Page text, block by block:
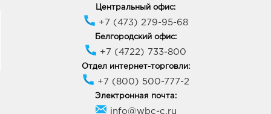
Центральный офис:
+7 (473) 279-95-68
Белгородский офис:
+7 (4722) 733-800
Отдел интернет-торговли:
+7 (800) 500-777-2
Электронная почта:
info@wbc-c.ru